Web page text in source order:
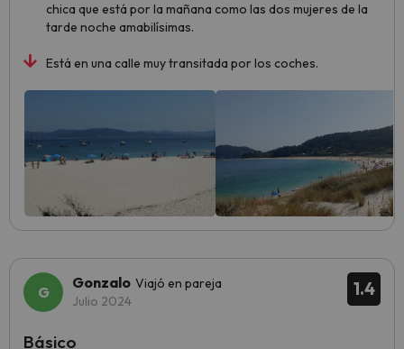
chica que está por la mañana como las dos mujeres de la
tarde noche amabilísimas.
Está en una calle muy transitada por los coches.
1.4
Gonzalo Viajó en pareja
Julio 2024
Básico